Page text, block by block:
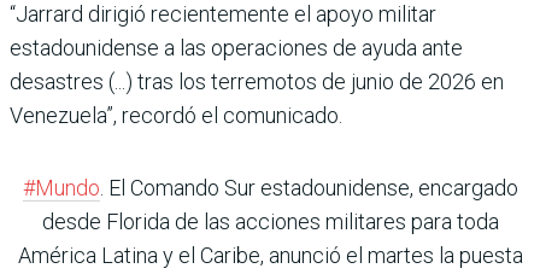
“Jarrard dirigió recientemente el apoyo militar
estadounidense a las operaciones de ayuda ante
desastres (...) tras los terremotos de junio de 2026 en
Venezuela”, recordó el comunicado.
#Mundo. El Comando Sur estadounidense, encargado
desde Florida de las acciones militares para toda
América Latina y el Caribe, anunció el martes la puesta